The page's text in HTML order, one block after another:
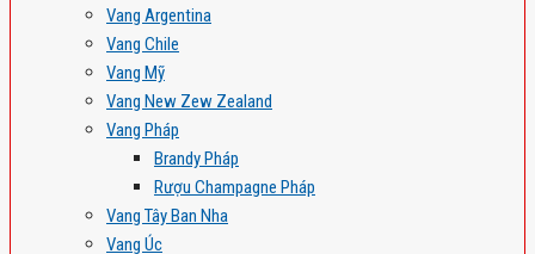
Vang Argentina
Vang Chile
Vang Mỹ
Vang New Zew Zealand
Vang Pháp
Brandy Pháp
Rượu Champagne Pháp
Vang Tây Ban Nha
Vang Úc